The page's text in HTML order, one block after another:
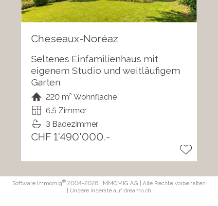
Cheseaux-Noréaz
Seltenes Einfamilienhaus mit
eigenem Studio und weitläufigem
Garten
220 m² Wohnfläche
6.5 Zimmer
3 Badezimmer
CHF 1'490'000.-
Software Immomig® 2004-2026, IMMOMIG AG | Alle Rechte vorbehalten
| Unsere Inserate auf dreamo.ch